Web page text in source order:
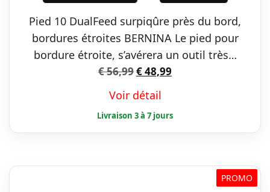
était :
€ 56,99.
est :
€ 48,99.
Pied 10 DualFeed surpiqûre près du bord,
bordures étroites BERNINA Le pied pour
bordure étroite, s’avérera un outil très…
€56,99Le
initial
était :
€ 56,99.
€48,99
est :
€ 48,99.
Voir détail
PROMO